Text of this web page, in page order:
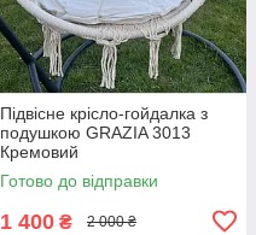
Підвісне крісло-гойдалка з
подушкою GRAZIA 3013
Кремовий
Готово до відправки
1 400 ₴ 2 000 ₴